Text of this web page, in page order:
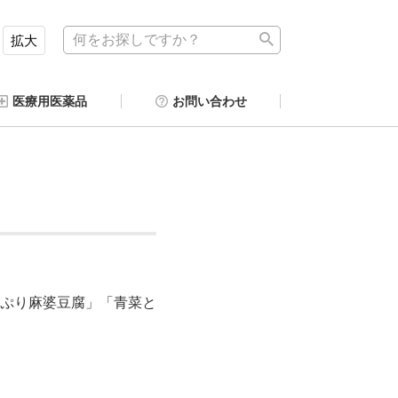
拡大
医療用医薬品 お問い合わせ
り麻婆豆腐」「青菜と